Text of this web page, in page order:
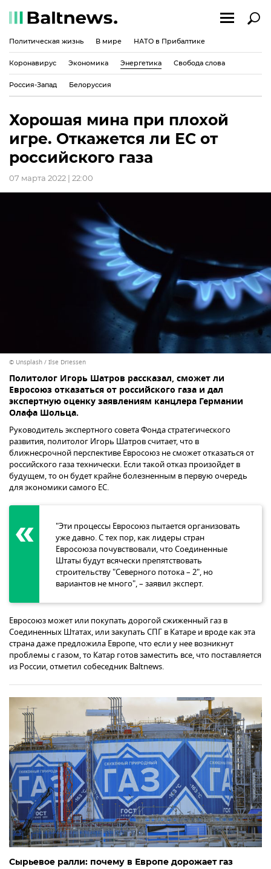
Политическая жизнь В мире НАТО в Прибалтике
Коронавирус Экономика Энергетика Свобода слова
Россия-Запад Белоруссия
Хорошая мина при плохой
игре. Откажется ли ЕС от
российского газа
07 марта 2022 | 22:00
© Unsplash / Ilse Driessen
Политолог Игорь Шатров рассказал, сможет ли
Евросоюз отказаться от российского газа и дал
экспертную оценку заявлениям канцлера Германии
Олафа Шольца.
Руководитель экспертного совета Фонда стратегического
развития, политолог Игорь Шатров считает, что в
ближнесрочной перспективе Евросоюз не сможет отказаться от
российского газа технически. Если такой отказ произойдет в
будущем, то он будет крайне болезненным в первую очередь
для экономики самого ЕС.
"Эти процессы Евросоюз пытается организовать
уже давно. С тех пор, как лидеры стран
Евросоюза почувствовали, что Соединенные
Штаты будут всячески препятствовать
строительству "Северного потока – 2", но
вариантов не много", – заявил эксперт.
Евросоюз может или покупать дорогой сжиженный газ в
Соединенных Штатах, или закупать СПГ в Катаре и вроде как эта
страна даже предложила Европе, что если у нее возникнут
проблемы с газом, то Катар готов заместить все, что поставляется
из России, отметил собеседник Baltnews.
Сырьевое ралли: почему в Европе дорожает газ